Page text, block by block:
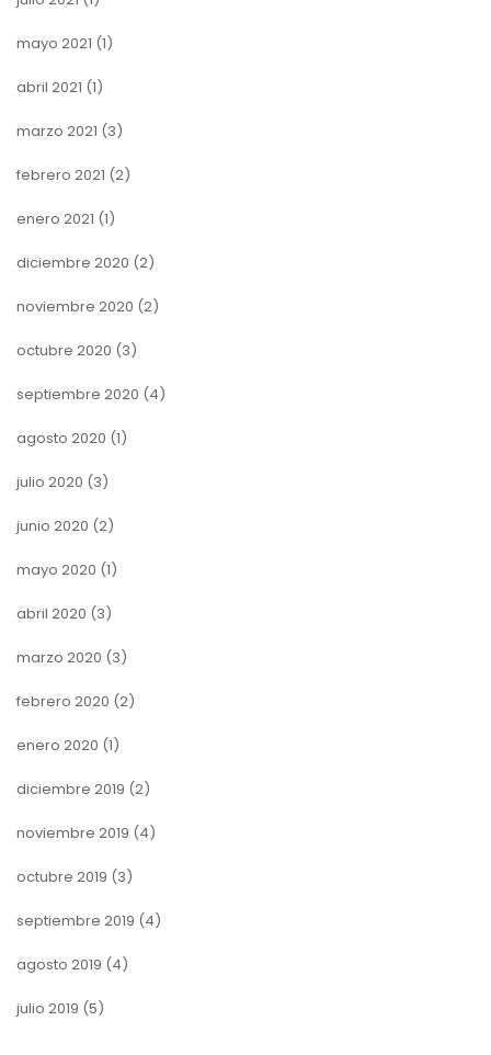
mayo 2021 (1)
abril 2021 (1)
marzo 2021 (3)
febrero 2021 (2)
enero 2021 (1)
diciembre 2020 (2)
noviembre 2020 (2)
octubre 2020 (3)
septiembre 2020 (4)
agosto 2020 (1)
julio 2020 (3)
junio 2020 (2)
mayo 2020 (1)
abril 2020 (3)
marzo 2020 (3)
febrero 2020 (2)
enero 2020 (1)
diciembre 2019 (2)
noviembre 2019 (4)
octubre 2019 (3)
septiembre 2019 (4)
agosto 2019 (4)
julio 2019 (5)